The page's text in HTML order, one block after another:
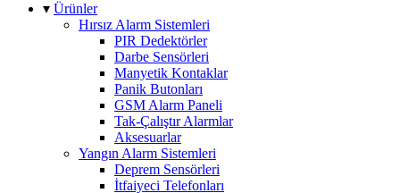
▾ Ürünler
Hırsız Alarm Sistemleri
PIR Dedektörler
Darbe Sensörleri
Manyetik Kontaklar
Panik Butonları
GSM Alarm Paneli
Tak-Çalıştır Alarmlar
Aksesuarlar
Yangın Alarm Sistemleri
Deprem Sensörleri
İtfaiyeci Telefonları